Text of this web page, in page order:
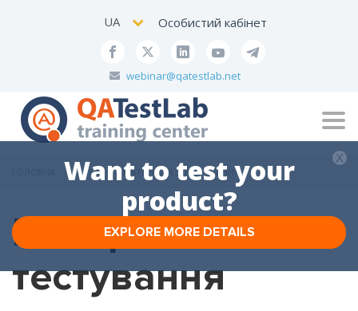
webinar@qatestlab.net
UA Особистий кабінет
Want to test your
product?
EXPLORE MORE DETAILS
БЛОГ МАТЕРІАЛИ З ТЕСТУВАННЯ
Матеріали з
тестування